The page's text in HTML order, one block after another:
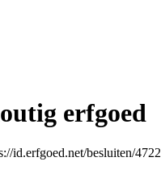
erfgoed
id.erfgoed.net/besluiten/4722